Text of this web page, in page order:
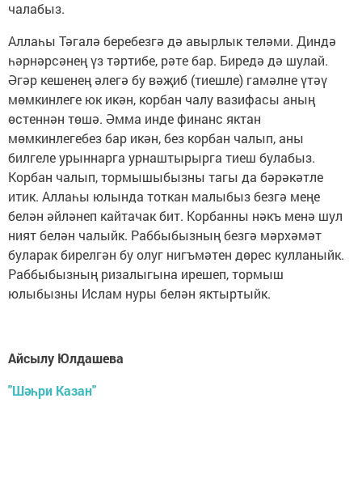
чалабыз.
Аллаһы Тәгалә беребезгә дә авырлык теләми. Диндә
һәрнәрсәнең үз тәртибе, рәте бар. Биредә дә шулай.
Әгәр кешенең әлегә бу вәҗиб (тиешле) гамәлне үтәү
мөмкинлеге юк икән, корбан чалу вазифасы аның
өстеннән төшә. Әмма инде финанс яктан
мөмкинлегебез бар икән, без корбан чалып, аны
билгеле урыннарга урнаштырырга тиеш булабыз.
Корбан чалып, тормышыбызны тагы да бәрәкәтле
итик. Аллаһы юлында тоткан малыбыз безгә меңе
белән әйләнеп кайтачак бит. Корбанны нәкъ менә шул
ният белән чалыйк. Раббыбызның безгә мәрхәмәт
буларак бирелгән бу олуг нигъмәтен дөрес кулланыйк.
Раббыбызның ризалыгына ирешеп, тормыш
юлыбызны Ислам нуры белән яктыртыйк.
Айсылу Юлдашева
"Шәһри Казан"